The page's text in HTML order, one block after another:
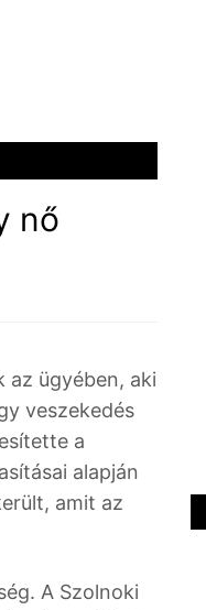
nő
az ügyében, aki
veszekedés
a
alapján
amit az
A Szolnoki